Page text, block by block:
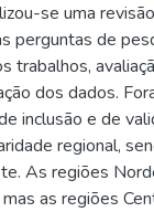
se uma
perguntas de
trabalhos,
dos dados.
inclusão e de
regional,
As regiões
as regiões